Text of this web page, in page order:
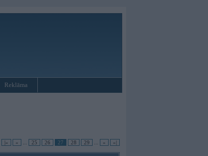
Reklāma
|« « 25 26 27 28 29 » »|